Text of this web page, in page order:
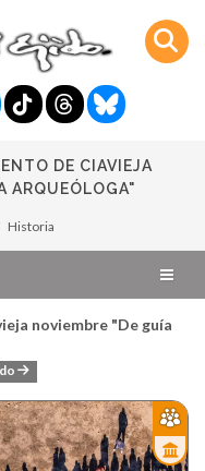
DE CIAVIEJA
ARQUEÓLOGA"
Historia
noviembre "De guía